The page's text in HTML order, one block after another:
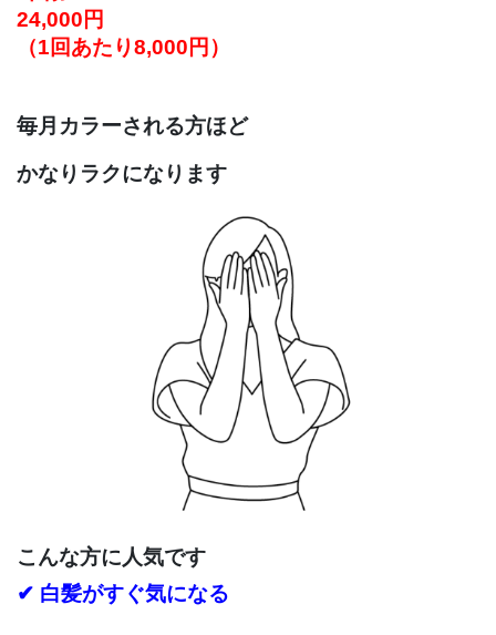
24,000円
（1回あたり8,000円）
毎月カラーされる方ほど
かなりラクになります
こんな方に人気です
✔ 白髪がすぐ気になる